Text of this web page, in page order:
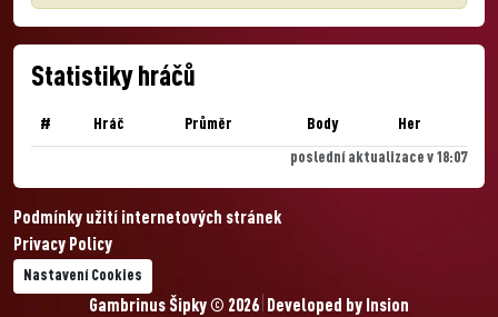
Statistiky hráčů
# Hráč Průměr Body Her
poslední aktualizace v 18:07
Podmínky užití internetových stránek
Privacy Policy
Nastavení Cookies
Gambrinus Šipky © 2026 Developed by Insion